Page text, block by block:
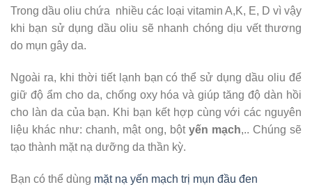
Trong dầu oliu chứa nhiều các loại vitamin A,K, E, D vì vậy
khi bạn sử dụng dầu oliu sẽ nhanh chóng dịu vết thương
do mụn gây da.
Ngoài ra, khi thời tiết lạnh bạn có thể sử dụng dầu oliu để
giữ độ ẩm cho da, chống oxy hóa và giúp tăng độ dàn hồi
cho làn da của bạn. Khi bạn kết hợp cùng với các nguyên
liệu khác như: chanh, mật ong, bột yến mạch,.. Chúng sẽ
tạo thành mặt nạ dưỡng da thần kỳ.
Bạn có thể dùng mặt nạ yến mạch trị mụn đầu đen